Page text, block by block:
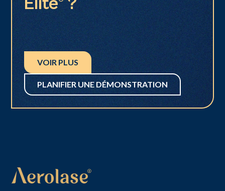
VOIR PLUS
PLANIFIER UNE DÉMONSTRATION